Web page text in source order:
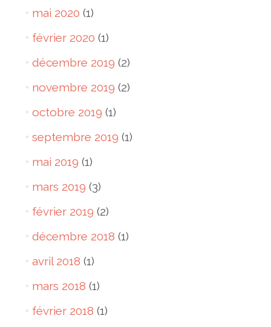
mai 2020 (1)
février 2020 (1)
décembre 2019 (2)
novembre 2019 (2)
octobre 2019 (1)
septembre 2019 (1)
mai 2019 (1)
mars 2019 (3)
février 2019 (2)
décembre 2018 (1)
avril 2018 (1)
mars 2018 (1)
février 2018 (1)